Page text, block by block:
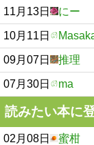
11月13日 にー
10月11日
09月07日 推理
07月30日 ma
読みたい本に
02月08日 蜜柑